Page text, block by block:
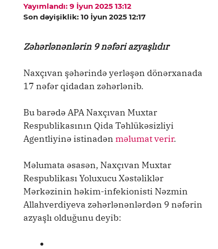
Yayımlandı: 9 İyun 2025 13:12
Son dəyişiklik: 10 İyun 2025 12:17
Zəhərlənənlərin 9 nəfəri azyaşlıdır
Naxçıvan şəhərində yerləşən dönərxanada
17 nəfər qidadan zəhərlənib.
Bu barədə APA Naxçıvan Muxtar
Respublikasının Qida Təhlükəsizliyi
Agentliyinə istinadən məlumat verir.
Məlumata əsasən, Naxçıvan Muxtar
Respublikası Yoluxucu Xəstəliklər
Mərkəzinin həkim-infekionisti Nəzmin
Allahverdiyeva zəhərlənənlərdən 9 nəfərin
azyaşlı olduğunu deyib: